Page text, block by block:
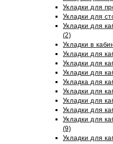
Укладки для
Укладки для
Укладки для
(2)
Укладки в
Укладки для
Укладки для
Укладки для
Укладка для
Укладки для
Укладки для
Укладки для
Укладки для
(9)
Укладки для